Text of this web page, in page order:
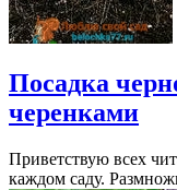
Посадка
черенками
Приветствую всех
каждом саду.